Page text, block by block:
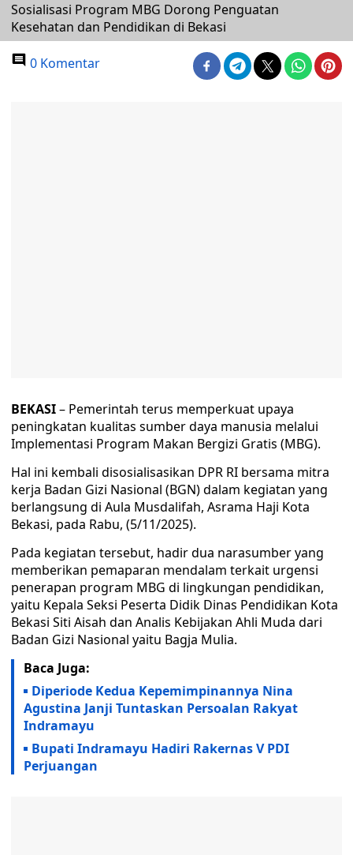
Sosialisasi Program MBG Dorong Penguatan
Kesehatan dan Pendidikan di Bekasi
0 Komentar
BEKASI– Pemerintah terus memperkuat upaya
peningkatan kualitas sumber daya manusia melalui
Implementasi Program Makan Bergizi Gratis (MBG).
Hal ini kembali disosialisasikan DPR RI bersama mitra
kerja Badan Gizi Nasional (BGN) dalam kegiatan yang
berlangsung di Aula Musdalifah, Asrama Haji Kota
Bekasi, pada Rabu, (5/11/2025).
Pada kegiatan tersebut, hadir dua narasumber yang
memberikan pemaparan mendalam terkait urgensi
penerapan program MBG di lingkungan pendidikan,
yaitu Kepala Seksi Peserta Didik Dinas Pendidikan Kota
Bekasi Siti Aisah dan Analis Kebijakan Ahli Muda dari
Badan Gizi Nasional yaitu Bagja Mulia.
Baca Juga:
Diperiode Kedua Kepemimpinannya Nina
Agustina Janji Tuntaskan Persoalan Rakyat
Indramayu
Bupati Indramayu Hadiri Rakernas V PDI
Perjuangan